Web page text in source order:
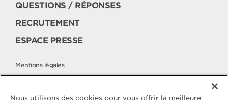
QUESTIONS / RÉPONSES
RECRUTEMENT
ESPACE PRESSE
Mentions légales
Politique de protection des données
Nous utilisons des cookies pour vous offrir la meilleure